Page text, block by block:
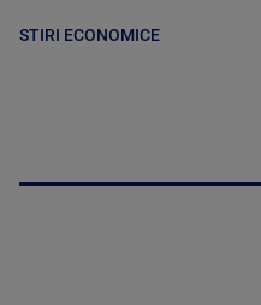
STIRI ECONOMICE